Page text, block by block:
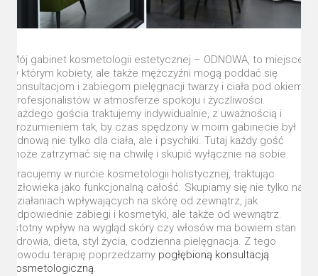
Mój gabinet kosmetologii estetycznej – ODNOWA, to miejsce
w którym kobiety, ale także mężczyźni mogą poddać się
konsultacjom i zabiegom pielęgnacji twarzy i ciała pod okiem
profesjonalistów w atmosferze spokoju i życzliwości.
Każdego gościa traktujemy indywidualnie, z uważnością i
zrozumieniem tak, by czas spędzony w moim gabinecie był
odnową nie tylko dla ciała, ale i psychiki. Tutaj każdy gość
może zatrzymać się na chwilę i skupić wyłącznie na sobie.
Pracujemy w nurcie kosmetologii holistycznej, traktując
człowieka jako funkcjonalną całość. Skupiamy się nie tylko na
działaniach wpływających na skórę od zewnątrz, jak
odpowiednie zabiegi i kosmetyki, ale także od wewnątrz.
Istotny wpływ na wygląd skóry czy włosów ma bowiem stan
zdrowia, dieta, styl życia, codzienna pielęgnacja. Z tego
powodu terapię poprzedzamy pogłębioną konsultacją
kosmetologiczną.